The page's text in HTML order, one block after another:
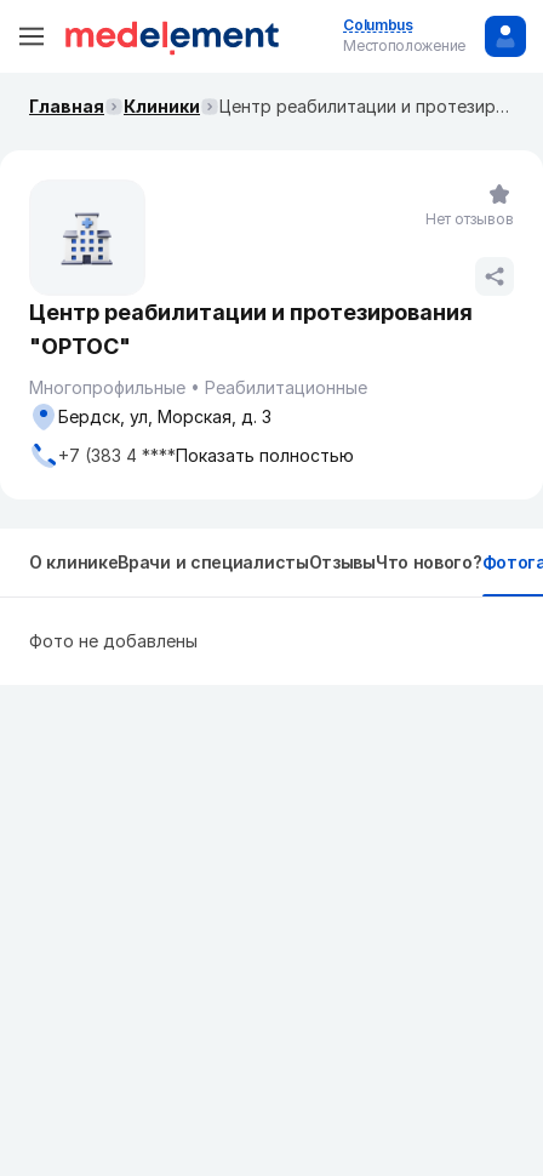
Columbus
Местоположение
Главная Клиники Центр реабилитации и протезирования "ОРТОС"
Центр реабилитации и протезирования
"ОРТОС"
Многопрофильные
Реабилитационные
Бердск, ул, Морская, д. 3
+7 (383 4 ****Показать полностью
Нет отзывов
О клиникеВрачи и специалистыОтзывыЧто нового?
Фото не добавлены